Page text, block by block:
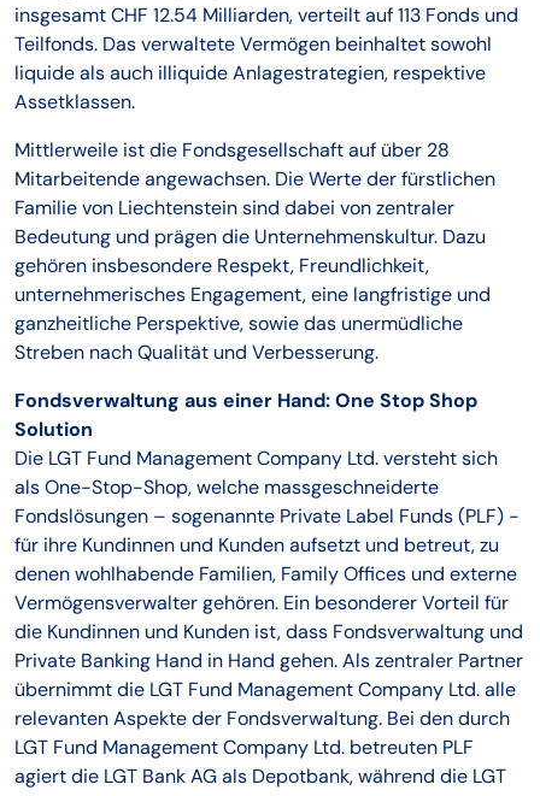
insgesamt CHF 12.54 Milliarden, verteilt auf 113 Fonds und
Teilfonds. Das verwaltete Vermögen beinhaltet sowohl
liquide als auch illiquide Anlagestrategien, respektive
Assetklassen.
Mittlerweile ist die Fondsgesellschaft auf über 28
Mitarbeitende angewachsen. Die Werte der fürstlichen
Familie von Liechtenstein sind dabei von zentraler
Bedeutung und prägen die Unternehmenskultur. Dazu
gehören insbesondere Respekt, Freundlichkeit,
unternehmerisches Engagement, eine langfristige und
ganzheitliche Perspektive, sowie das unermüdliche
Streben nach Qualität und Verbesserung.
Fondsverwaltung aus einer Hand: One Stop Shop
Solution
Die LGT Fund Management Company Ltd. versteht sich
als One-Stop-Shop, welche massgeschneiderte
Fondslösungen – sogenannte Private Label Funds (PLF) -
für ihre Kundinnen und Kunden aufsetzt und betreut, zu
denen wohlhabende Familien, Family Offices und externe
Vermögensverwalter gehören. Ein besonderer Vorteil für
die Kundinnen und Kunden ist, dass Fondsverwaltung und
Private Banking Hand in Hand gehen. Als zentraler Partner
übernimmt die LGT Fund Management Company Ltd. alle
relevanten Aspekte der Fondsverwaltung. Bei den durch
LGT Fund Management Company Ltd. betreuten PLF
agiert die LGT Bank AG als Depotbank, während die LGT